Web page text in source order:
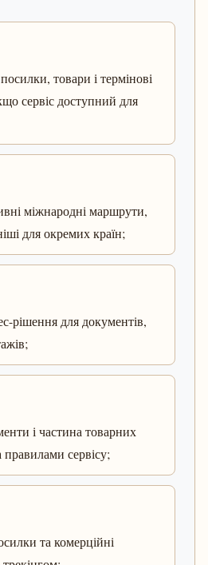
товари і термінові
сервіс доступний для
міжнародні маршрути,
для окремих країн;
рішення для документів,
і частина товарних
правилами сервісу;
та комерційні